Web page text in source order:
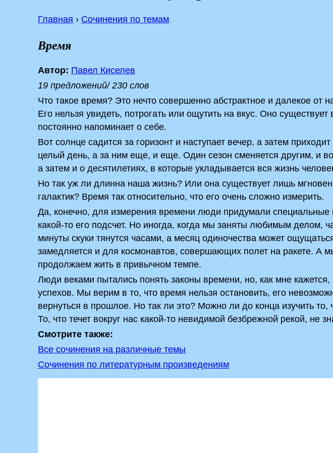
Главная › Сочинения по темам
Время
Автор: Павел Киселев
19 предложений/ 230 слов
Что такое время? Это нечто совершенно абстрактное и далекое от
Его нельзя увидеть, потрогать или ощутить на вкус. Оно
постоянно напоминает о себе.
Вот солнце садится за горизонт и наступает вечер, а затем
целый день, а за ним еще, и еще. Один сезон сменяется другим, и
а затем и о десятилетиях, в которые укладывается вся жизнь
Но так уж ли длинна наша жизнь? Или она существует лишь
галактик? Время так относительно, что его очень сложно измерить.
Да, конечно, для измерения времени люди придумали
какой-то его подсчет. Но иногда, когда мы заняты любимым делом,
минуты скуки тянутся часами, а месяц одиночества может
замедляется и для космонавтов, совершающих полет на ракете. А
продолжаем жить в привычном темпе.
Люди веками пытались понять законы времени, но, как мне
успехов. Мы верим в то, что время нельзя остановить, его
вернуться в прошлое. Но так ли это? Можно ли до конца изучить
То, что течет вокруг нас какой-то невидимой безбрежной рекой, не
Смотрите также:
Все сочинения на различные темы
Сочинения по литературным произведениям